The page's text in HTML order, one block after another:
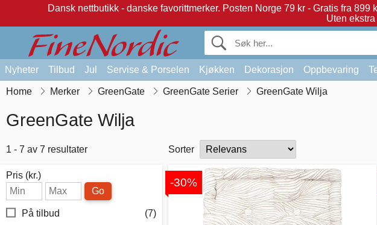
Dansk nettbutikk - danske favorittmerker. Posten Norge 79 kr - Gratis fra 899
Uten
Nyheter Tilbud Jul Servise & Porselen Kjøkken Dekorasjon Oppbevaring
Home Merker GreenGate GreenGate Serier GreenGate Wilja
GreenGate Wilja
1 - 7 av 7 resultater Sorter
Pris (kr.)
Go
På tilbud (7)
-30%